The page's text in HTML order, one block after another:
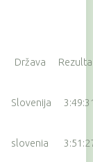
Država
Slovenija
slovenia